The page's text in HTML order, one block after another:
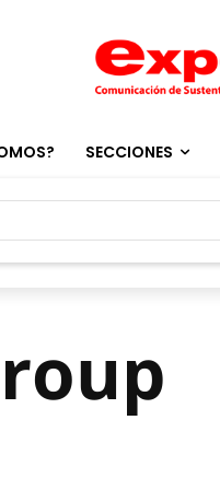
SECCIONES